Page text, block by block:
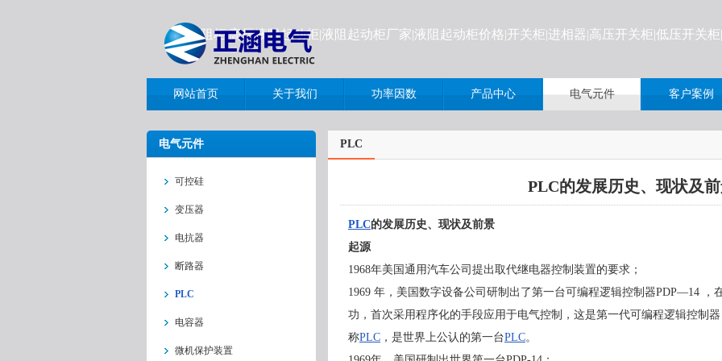
液阻柜|高压液阻起动柜|液阻起动柜厂家|液阻起动柜价格|开关柜|进相器|高压开关柜|低压开关
网站首页 关于我们 功率因数 产品中心 电气元件 客户案例
电气元件
可控硅
变压器
电抗器
断路器
PLC
电容器
微机保护装置
PLC
PLC的发展历史、现状及
PLC的发展历史、现状及前景
起源
1968年美国通用汽车公司提出取代继电器控制装置的要求；
1969 年，美国数字设备公司研制出了第一台可编程逻辑控制器PDP—14
，
功，首次采用程序化的手段应用于电气控制，这是第一代可编程逻辑控制
称PLC ，是世界上公认的第一台PLC。